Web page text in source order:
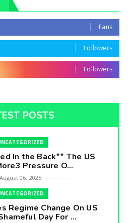
Fans
Followers
Followers
POSTS
In the Back** The US
Pressure O...
August 06, 2025
Regime Change On US
Day For ...